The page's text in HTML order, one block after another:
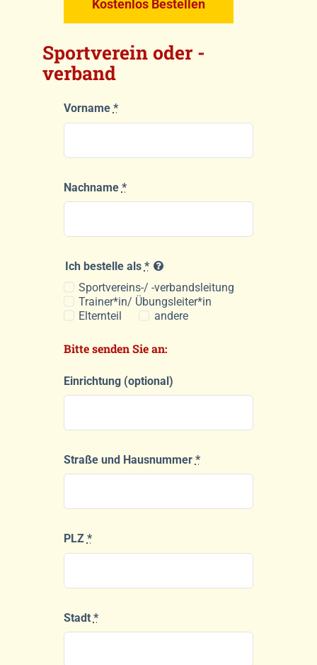
Kostenlos Bestellen
Sportverein oder -
verband
Vorname *
Nachname *
Ich bestelle als *
Sportvereins-/ -verbandsleitung
Trainer*in/ Übungsleiter*in
Elternteil
andere
Bitte senden Sie an:
Einrichtung (optional)
Straße und Hausnummer *
PLZ *
Stadt *